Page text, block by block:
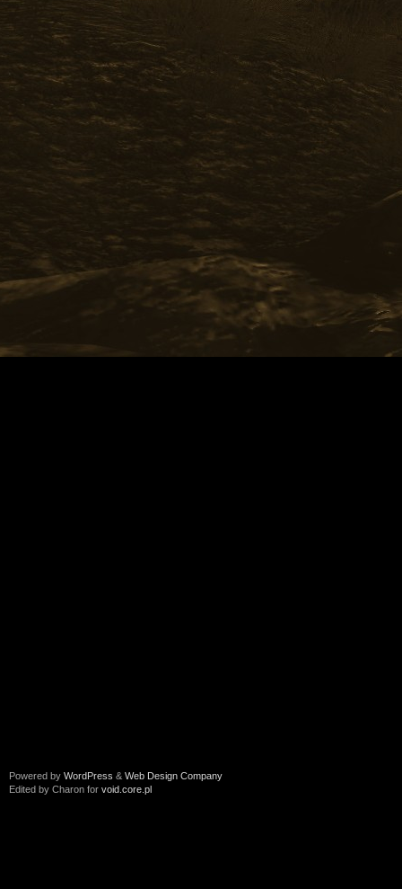
Powered by WordPress & Web Design Company
Edited by Charon for void.core.pl